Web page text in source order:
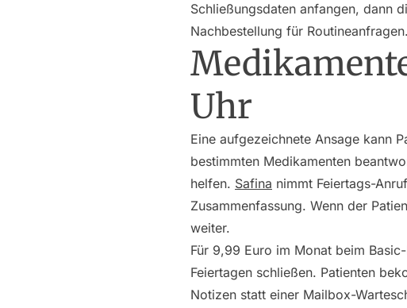
Schließungsdaten anfangen, dann
Nachbestellung für Routineanfragen.
Uhr
Eine aufgezeichnete Ansage kann
bestimmten Medikamenten
helfen. Safina nimmt Feiertags-
Zusammenfassung. Wenn der
weiter.
Für 9,99 Euro im Monat beim
Feiertagen schließen. Patienten
Notizen statt einer Mailbox-